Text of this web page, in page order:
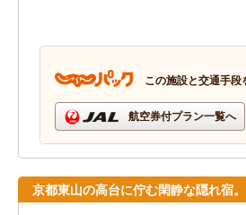
この施設と交通手
航空券付プラン一覧へ
京都東山の高台に佇む閑静な隠れ宿